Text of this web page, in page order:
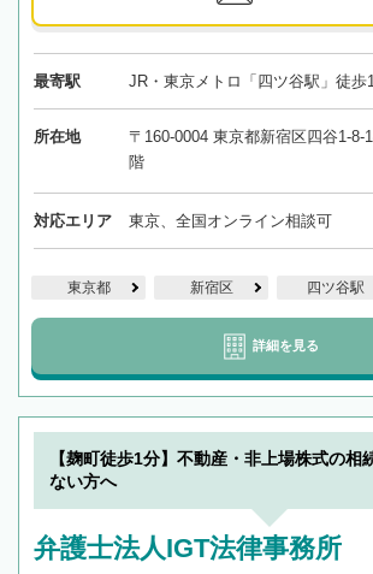
最寄駅 JR・東京メトロ「四ツ谷駅」徒歩
所在地
〒160-0004 東京都新宿区四谷1-8-
階
対応エリア 東京、全国オンライン相談可
東京都 新宿区 四ツ谷駅
詳細を見る
【麹町徒歩1分】不動産・非上場株式の相
ない方へ
弁護士法人IGT法律事務所